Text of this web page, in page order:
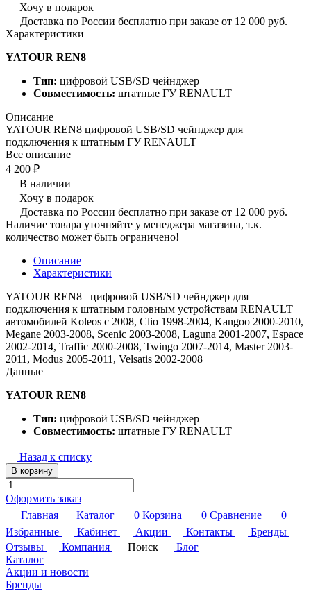
Хочу в подарок
Доставка по России бесплатно при заказе от 12 000 руб.
Характеристики
YATOUR REN8
Тип: цифровой USB/SD чейнджер
Совместимость: штатные ГУ RENAULT
Описание
YATOUR REN8 цифровой USB/SD чейнджер для
подключения к штатным ГУ RENAULT
Все описание
4 200 ₽
В наличии
Хочу в подарок
Доставка по России бесплатно при заказе от 12 000 руб.
Наличие товара уточняйте у менеджера магазина, т.к.
количество может быть ограничено!
Описание
Характеристики
YATOUR REN8 цифровой USB/SD чейнджер для
подключения к штатным головным устройствам RENAULT
автомобилей Koleos c 2008, Clio 1998-2004, Kangoo 2000-2010,
Megane 2003-2008, Scenic 2003-2008, Laguna 2001-2007, Espace
2002-2014, Traffic 2000-2008, Twingo 2007-2014, Master 2003-
2011, Modus 2005-2011, Velsatis 2002-2008
Данные
YATOUR REN8
Тип: цифровой USB/SD чейнджер
Совместимость: штатные ГУ RENAULT
Назад к списку
В корзину
Оформить заказ
Главная
Каталог 0 Корзина 0 Сравнение
0
Избранные
Кабинет Акции Контакты
Бренды
Отзывы
Компания Поиск
Блог
Каталог
Акции и новости
Бренды